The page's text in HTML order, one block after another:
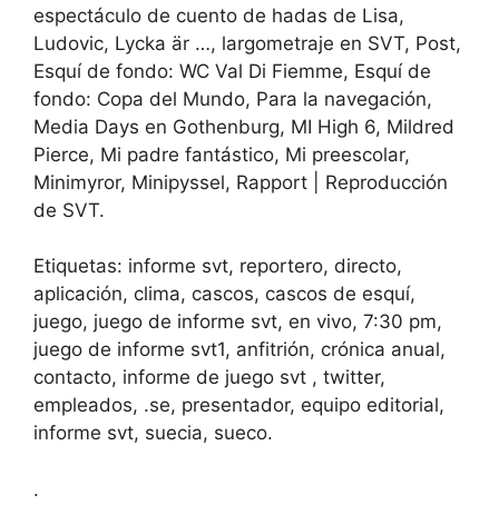
espectáculo de cuento de hadas de Lisa,
Ludovic, Lycka är …, largometraje en SVT, Post,
Esquí de fondo: WC Val Di Fiemme, Esquí de
fondo: Copa del Mundo, Para la navegación,
Media Days en Gothenburg, MI High 6, Mildred
Pierce, Mi padre fantástico, Mi preescolar,
Minimyror, Minipyssel, Rapport | Reproducción
de SVT.
Etiquetas: informe svt, reportero, directo,
aplicación, clima, cascos, cascos de esquí,
juego, juego de informe svt, en vivo, 7:30 pm,
juego de informe svt1, anfitrión, crónica anual,
contacto, informe de juego svt , twitter,
empleados, .se, presentador, equipo editorial,
informe svt, suecia, sueco.
.